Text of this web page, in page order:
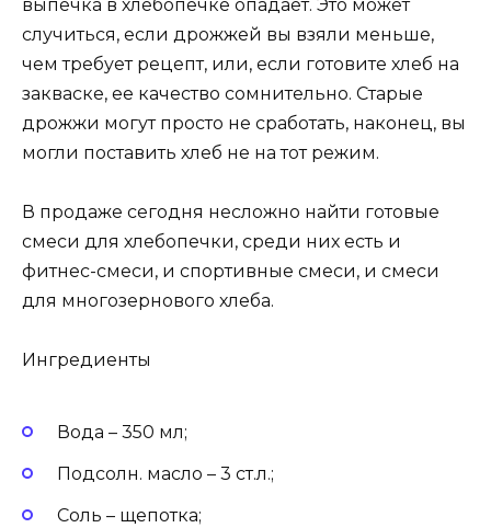
выпечка в хлебопечке опадает. Это может
случиться, если дрожжей вы взяли меньше,
чем требует рецепт, или, если готовите хлеб на
закваске, ее качество сомнительно. Старые
дрожжи могут просто не сработать, наконец, вы
могли поставить хлеб не на тот режим.
В продаже сегодня несложно найти готовые
смеси для хлебопечки, среди них есть и
фитнес-смеси, и спортивные смеси, и смеси
для многозернового хлеба.
Ингредиенты
Вода – 350 мл;
Подсолн. масло – 3 ст.л.;
Соль – щепотка;